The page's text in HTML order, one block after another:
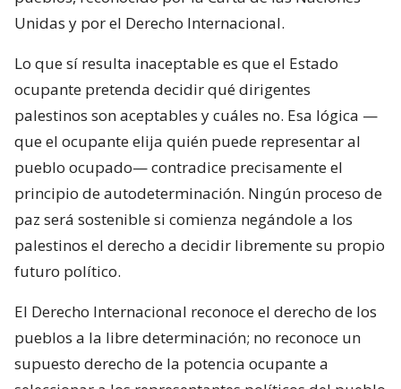
Unidas y por el Derecho Internacional.
Lo que sí resulta inaceptable es que el Estado
ocupante pretenda decidir qué dirigentes
palestinos son aceptables y cuáles no. Esa lógica —
que el ocupante elija quién puede representar al
pueblo ocupado— contradice precisamente el
principio de autodeterminación. Ningún proceso de
paz será sostenible si comienza negándole a los
palestinos el derecho a decidir libremente su propio
futuro político.
El Derecho Internacional reconoce el derecho de los
pueblos a la libre determinación; no reconoce un
supuesto derecho de la potencia ocupante a